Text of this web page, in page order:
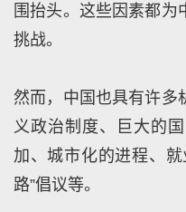
围抬头。这些因素都为
挑战。
然而，中国也具有许多
义政治制度、巨大的
加、城市化的进程、
路”倡议等。